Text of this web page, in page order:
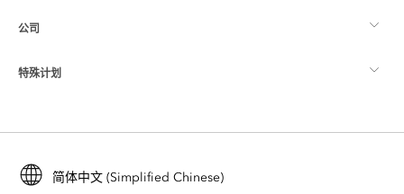
ArcGIS 博客
Esri 年轻专家关系网
什么是 GIS？
位置智能
培训
ArcUser
公司
关于 Esri
招贤纳士
特殊计划
ArcGIS for Student Use
简体中文 (Simplified Chinese)